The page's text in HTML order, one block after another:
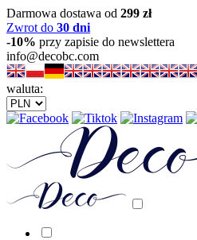
Darmowa dostawa od 299 zł
Zwrot do 30 dni
-10% przy zapisie do newslettera
info@decobc.com
waluta: